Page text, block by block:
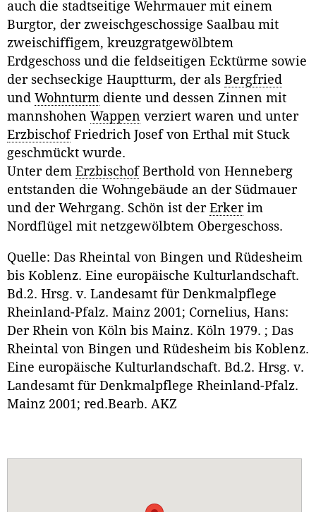
auch die stadtseitige Wehrmauer mit einem
Burgtor, der zweischgeschossige Saalbau mit
zweischiffigem, kreuzgratgewölbtem
Erdgeschoss und die feldseitigen Ecktürme sowie
der sechseckige Hauptturm, der als Bergfried
und Wohnturm diente und dessen Zinnen mit
mannshohen Wappen verziert waren und unter
ErzbischofFriedrich Josef von Erthal mit Stuck
geschmückt wurde.
Unter dem ErzbischofBerthold von Henneberg
entstanden die Wohngebäude an der Südmauer
und der Wehrgang. Schön ist der Erkerim
Nordflügel mit netzgewölbtem Obergeschoss.
Quelle: Das Rheintal von Bingen und Rüdesheim
bis Koblenz. Eine europäische Kulturlandschaft.
Bd.2. Hrsg. v. Landesamt für Denkmalpflege
Rheinland-Pfalz. Mainz 2001; Cornelius, Hans:
Der Rhein von Köln bis Mainz. Köln 1979. ; Das
Rheintal von Bingen und Rüdesheim bis Koblenz.
Eine europäische Kulturlandschaft. Bd.2. Hrsg. v.
Landesamt für Denkmalpflege Rheinland-Pfalz.
Mainz 2001; red.Bearb. AKZ